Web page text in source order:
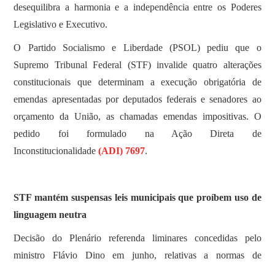
desequilibra a harmonia e a independência entre os Poderes
Legislativo e Executivo.
O Partido Socialismo e Liberdade (PSOL) pediu que o
Supremo Tribunal Federal (STF) invalide quatro alterações
constitucionais que determinam a execução obrigatória de
emendas apresentadas por deputados federais e senadores ao
orçamento da União, as chamadas emendas impositivas. O
pedido foi formulado na Ação Direta de
Inconstitucionalidade(ADI) 7697.
STF mantém suspensas leis municipais que proíbem uso de
linguagem neutra
Decisão do Plenário referenda liminares concedidas pelo
ministro Flávio Dino em junho, relativas a normas de